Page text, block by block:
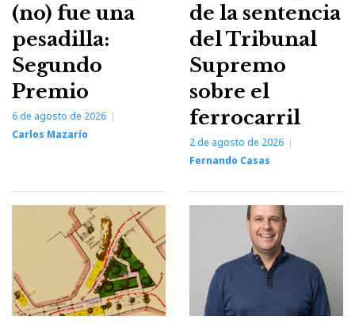
(no) fue una
pesadilla:
Segundo
Premio
6 de agosto de 2026
Carlos Mazarío
de la sentencia
del Tribunal
Supremo
sobre el
ferrocarril
2 de agosto de 2026
Fernando Casas